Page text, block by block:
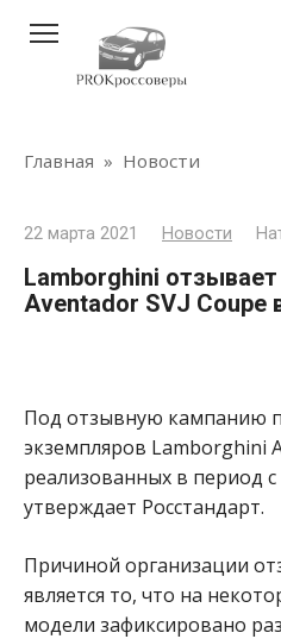
контенту
Главная » Новости
22 марта 2021 Новости
Lamborghini
Aventador SVJ Coupe
Под отзывную кампанию
экземпляров Lamborghini
реализованных в период
утверждает Росстандарт.
Причиной организации
является то, что на
модели зафиксировано